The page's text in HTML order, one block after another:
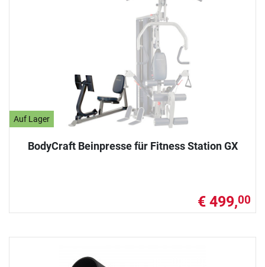
Auf Lager
BodyCraft Beinpresse für Fitness Station GX
€ 499,00